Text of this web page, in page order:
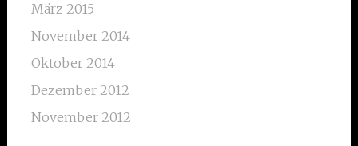
März 2015
November 2014
Oktober 2014
Dezember 2012
November 2012